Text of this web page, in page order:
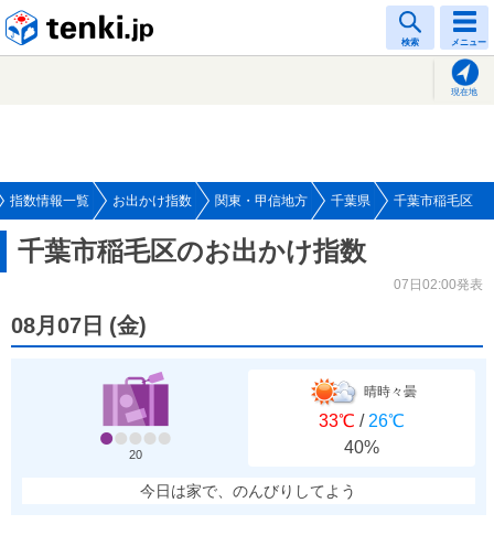
検索 メニュー
現在地
指数情報一覧 お出かけ指数 関東・甲信地方 千葉県 千葉市稲毛区
千葉市稲毛区のお出かけ指数
07日02:00発表
08月07日 (金)
20
晴時々曇
33℃ / 26℃
40%
今日は家で、のんびりしてよう